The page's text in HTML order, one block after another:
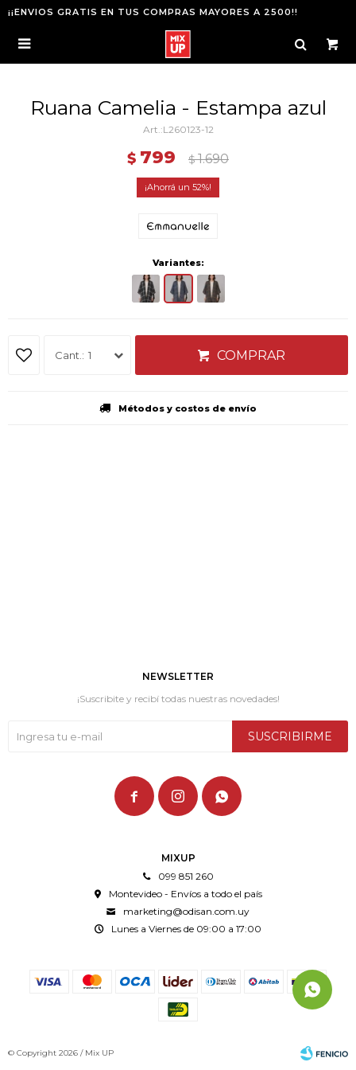
¡¡ENVIOS GRATIS EN TUS COMPRAS MAYORES A 2500!!

Ruana Camelia - Estampa azul
L260123-12
$ 799 $ 1.690
52
Variantes:
1 COMPRAR
Métodos y costos de envío
MIXUP
099 851 260
Montevideo - Envíos a todo el país
marketing@odisan.com.uy
Lunes a Viernes de 09:00 a 17:00
NEWSLETTER
¡Suscribite y recibí todas nuestras novedades!
SUSCRIBIRME
  
© Copyright 2026 / Mix UP